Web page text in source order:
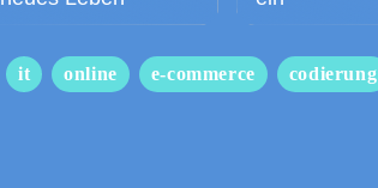
it online e-commerce codierung